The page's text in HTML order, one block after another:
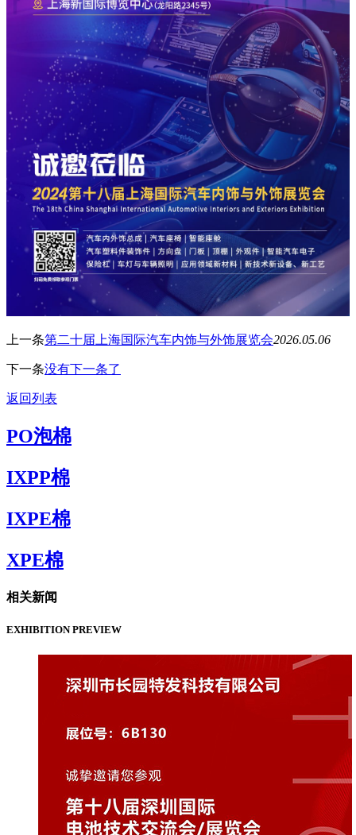
上一条第二十届上海国际汽车内饰与外饰展览会2026.05.06
下一条没有下一条了
返回列表
PO泡棉
IXPP棉
IXPE棉
XPE棉
相关新闻
EXHIBITION PREVIEW